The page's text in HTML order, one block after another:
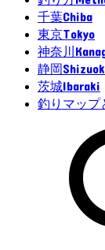
千葉Chiba
東京Tokyo
神奈川
静岡
茨城Ibaraki
釣りマップ